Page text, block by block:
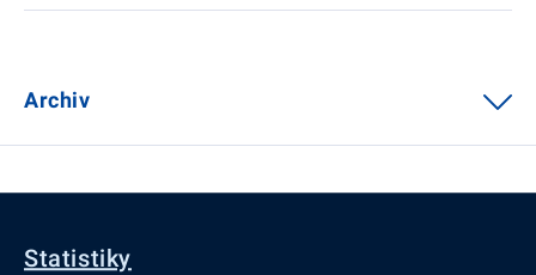
Archiv
Statistiky